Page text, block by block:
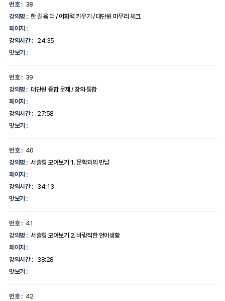
번호 : 38
강의명 : 한 걸음 더 / 어휘력 키우기 / 대단원 마무리 체크
페이지 :
강의시간 :
24:35
맛보기 :
번호 : 39
강의명 : 대단원 종합 문제 / 창의·통합
페이지 :
강의시간 :
27:58
맛보기 :
번호 : 40
강의명 : 서술형 모아보기 1. 문학과의 만남
페이지 :
강의시간 :
34:13
맛보기 :
번호 : 41
강의명 : 서술형 모아보기 2. 바람직한 언어생활
페이지 :
강의시간 :
38:28
맛보기 :
번호 : 42